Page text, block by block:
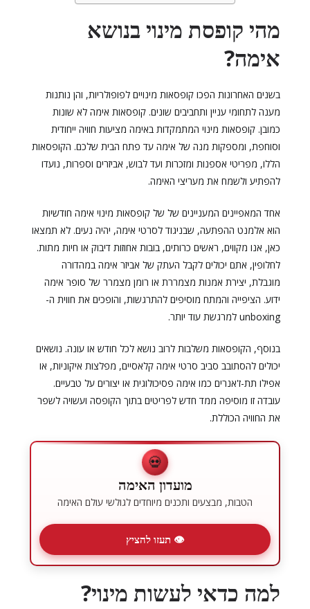
מהי קופסת מינוי בנושא
אימה?
בשנים האחרונות הפכו קופסאות מינויים לפופולריות, והן נותנות
מענה לתחומי עניין ותחביבים שונים. קופסאות אימה לא שונות
כמובן. קופסאות מינוי המתמקדות באימה מציעות חוויה ייחודית
וסוחפת, ומספקות מנה של אימה עד פתח הבית שלכם. הקופסאות
הללו, מפריטי אספנות ומזכרות ועד לבוש, אביזרים וספרות, נועדו
להפתיע ולשמח את מעריצי האימה.
אחד המאפיינים המעניינים של של קופסאות מינוי אימה חודשיות
הוא אלמנט ההפתעה, שבניגוד לסרטי אימה, יהיה נעים. לא תמצאו
כאן, אנו מקווים, ראשים כרותים, בובות אחוזות דיבוק או חיות מתות.
לחלופין, אתם יכולים לקבל העתק של אביזר אימה במהדורה
מוגבלת, יצירת אמנות מצמררת או רומן מצמרר של סופר אימה
ידוע. הציפייה והמתח מוסיפים להתרגשות, והופכים את חווית ה-
unboxing למרגשת עוד יותר.
בנוסף, הקופסאות משלבות לרוב נושא לכל חודש או עונה. נושאים
יכולים להסתובב סביב סרטי אימה קלאסיים, מפלצות איקוניות, או
אפילו תת-ז'אנרים כמו אימה פסיכולוגית או יצורים על טבעיים.
עובדה זו מוסיפה ממד חדש לפריטים בתוך הקופסה ועשויה לשפר
את החוויה הכוללת.
💀
מועדון האימה
הטבות, מבצעים ותכנים מיוחדים לגולשי עולם האימה
👁 תעזו להציץ
למה כדאי לעשות מינוי?